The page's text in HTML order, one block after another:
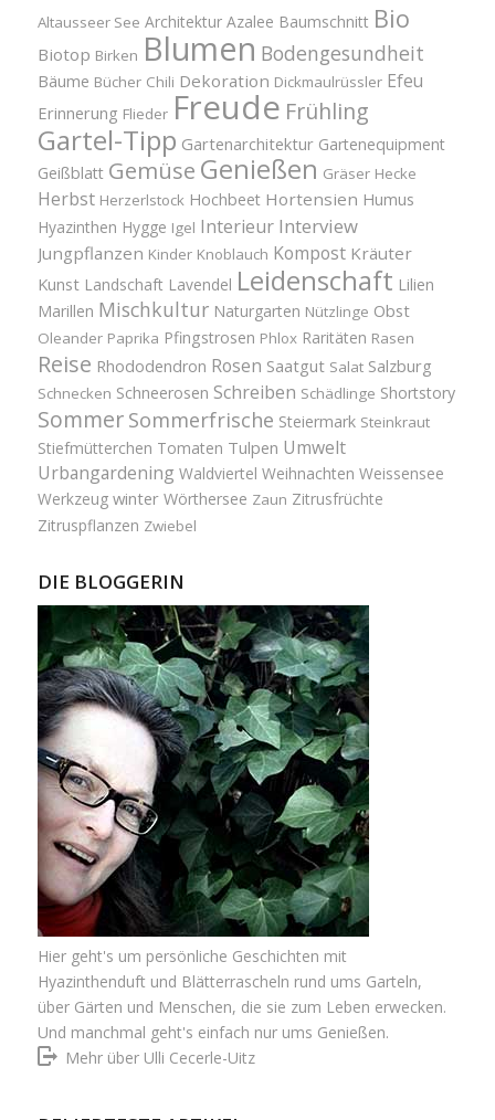
Altausseer See Architektur Azalee Baumschnitt Bio
Biotop Birken Blumen Bodengesundheit
Bäume Bücher Chili Dekoration Dickmaulrüssler Efeu
Erinnerung Flieder Freude Frühling
Gartel-Tipp Gartenarchitektur Gartenequipment
Geißblatt Gemüse Genießen Gräser Hecke
Herbst Herzerlstock Hochbeet Hortensien Humus
Hyazinthen Hygge Igel Interieur Interview
Jungpflanzen Kinder Knoblauch Kompost Kräuter
Kunst Landschaft Lavendel Leidenschaft Lilien
Marillen Mischkultur Naturgarten Nützlinge Obst
Oleander Paprika Pfingstrosen Phlox Raritäten Rasen
Reise Rhododendron Rosen Saatgut Salat Salzburg
Schnecken Schneerosen Schreiben Schädlinge Shortstory
Sommer Sommerfrische Steiermark Steinkraut
Stiefmütterchen Tomaten Tulpen Umwelt
Urbangardening Waldviertel Weihnachten Weissensee
Werkzeug winter Wörthersee Zaun Zitrusfrüchte
Zitruspflanzen Zwiebel
DIE BLOGGERIN
Hier geht's um persönliche Geschichten mit
Hyazinthenduft und Blätterrascheln rund ums Garteln,
über Gärten und Menschen, die sie zum Leben erwecken.
Und manchmal geht's einfach nur ums Genießen.
Mehr über Ulli Cecerle-Uitz